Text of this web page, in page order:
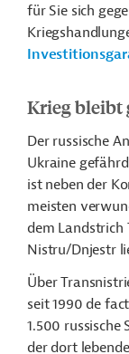
für Sie sich
Krieg bleibt
Der russische
Ukraine
ist neben der
meisten
dem Landstrich
Nistru/Dnjestr
Über
seit 1990 de
1.500
der dort